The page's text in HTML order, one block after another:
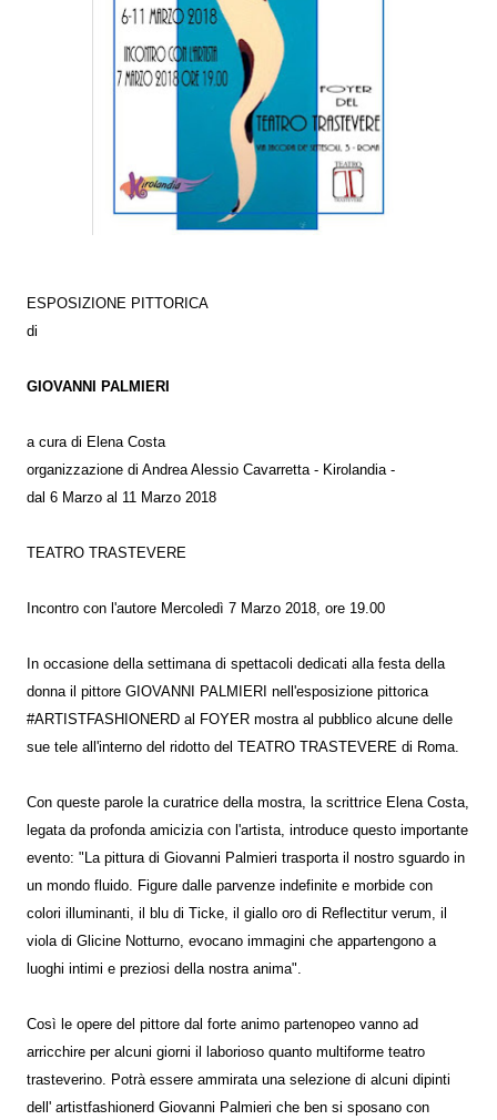
ESPOSIZIONE PITTORICA
di
GIOVANNI PALMIERI
a cura di Elena Costa
organizzazione di Andrea Alessio Cavarretta - Kirolandia -
dal 6 Marzo al 11 Marzo 2018
TEATRO TRASTEVERE
Incontro con l'autore Mercoledì 7 Marzo 2018, ore 19.00
In occasione della settimana di spettacoli dedicati alla festa della
donna il pittore GIOVANNI PALMIERI nell'esposizione pittorica
#ARTISTFASHIONERD al FOYER mostra al pubblico alcune delle
sue tele all'interno del ridotto del TEATRO TRASTEVERE di Roma.
Con queste parole la curatrice della mostra, la scrittrice Elena Costa,
legata da profonda amicizia con l'artista, introduce questo importante
evento: "La pittura di Giovanni Palmieri trasporta il nostro sguardo in
un mondo fluido. Figure dalle parvenze indefinite e morbide con
colori illuminanti, il blu di Ticke, il giallo oro di Reflectitur verum, il
viola di Glicine Notturno, evocano immagini che appartengono a
luoghi intimi e preziosi della nostra anima".
Così le opere del pittore dal forte animo partenopeo vanno ad
arricchire per alcuni giorni il laborioso quanto multiforme teatro
trasteverino. Potrà essere ammirata una selezione di alcuni dipinti
dell' artistfashionerd Giovanni Palmieri che ben si sposano con